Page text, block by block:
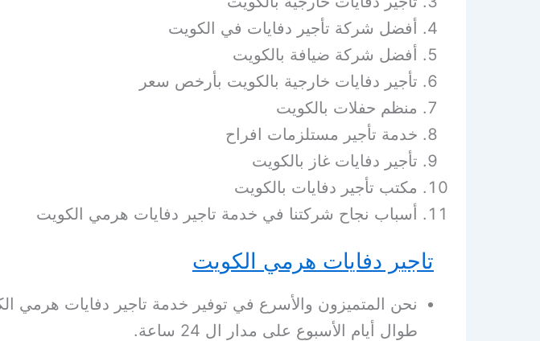
أفضل شركة تأجير دفايات في الكويت
أفضل شركة ضيافة بالكويت
تأجير دفايات خارجية بالكويت بأرخص سعر
منظم حفلات بالكويت
خدمة تأجير مستلزمات افراح
تأجير دفايات غاز بالكويت
مكتب تأجير دفايات بالكويت
أسباب نجاح شركتنا في خدمة تاجير دفايات هرمي الكويت
تاجير دفايات هرمي الكويت
نحن المتميزون والأسرع في توفير خدمة تاجير دفايات هرمي
طوال أيام الأسبوع على مدار ال 24 ساعة.